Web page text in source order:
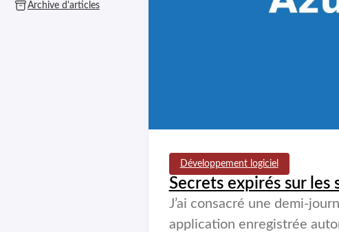
Archive d'articles
Développement logiciel
Secrets expirés sur les
J’ai consacré une demi-
application enregistrée